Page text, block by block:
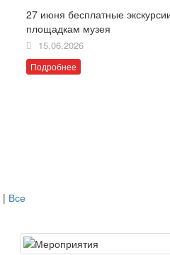
27 июня бесплатные
площадкам музея
15.06.2026
Подробнее
| Все